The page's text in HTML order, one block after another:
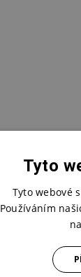
Tyto
Tyto webové
Používáním